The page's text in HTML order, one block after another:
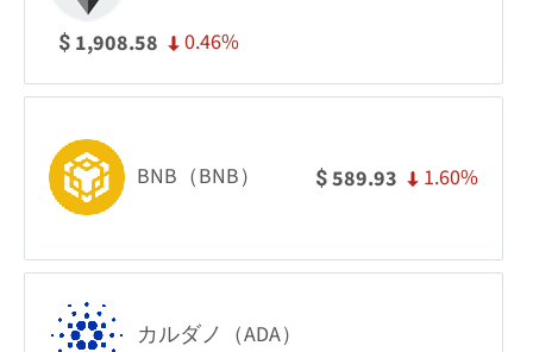
$ 1,908.58 0.46%
BNB（BNB） $589.93 1.60%
カルダノ（ADA）